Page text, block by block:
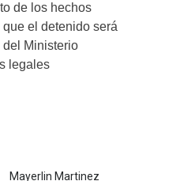
de los hechos
el detenido será
Ministerio
legales
Mayerlin Martinez